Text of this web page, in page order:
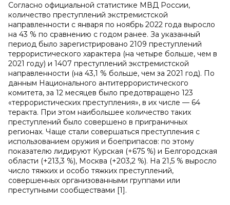
Согласно официальной статистике МВД России,
количество преступлений экстремистской
направленности с января по ноябрь 2022 года выросло
на 43 % по сравнению с годом ранее. За указанный
период было зарегистрировано 2109 преступлений
террористического характера (на четыре больше, чем в
2021 году) и 1407 преступлений экстремистской
направленности (на 43,1 % больше, чем за 2021 год). По
данным Национального антитеррористического
комитета, за 12 месяцев было предотвращено 123
«террористических преступления», в их числе — 64
теракта. При этом наибольшее количество таких
преступлений было совершено в приграничных
регионах. Чаще стали совершаться преступления с
использованием оружия и боеприпасов: по этому
показателю лидируют Курская (+675 %) и Белгородская
области (+213,3 %), Москва (+203,2 %). На 21,5 % выросло
число тяжких и особо тяжких преступлений,
совершенных организованными группами или
преступными сообществами [1].